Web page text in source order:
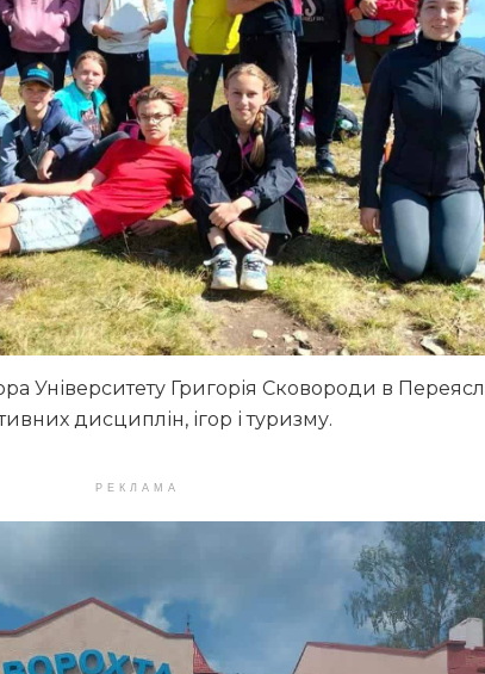
Університету Григорія Сковороди в
дисциплін, ігор і туризму.
РЕКЛАМА